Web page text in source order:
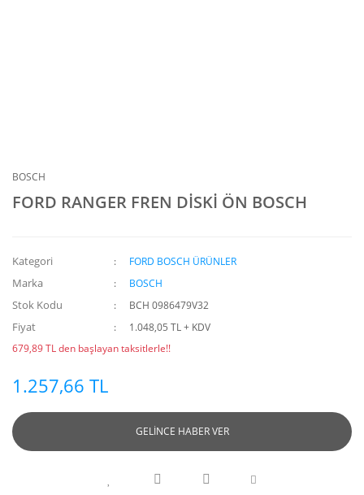
BOSCH
FORD RANGER FREN DİSKİ ÖN BOSCH
Kategori FORD BOSCH ÜRÜNLER
Marka BOSCH
Stok Kodu BCH 0986479V32
Fiyat
1.048,05 TL + KDV
679,89 TL den başlayan taksitlerle!!
1.257,66 TL
GELİNCE HABER VER